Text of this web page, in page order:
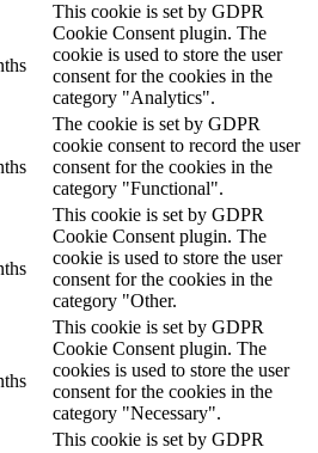
This cookie is set by GDPR
Cookie Consent plugin. The
cookie is used to store the user
consent for the cookies in the
category "Analytics".
The cookie is set by GDPR
cookie consent to record the user
consent for the cookies in the
category "Functional".
This cookie is set by GDPR
Cookie Consent plugin. The
cookie is used to store the user
consent for the cookies in the
category "Other.
This cookie is set by GDPR
Cookie Consent plugin. The
cookies is used to store the user
consent for the cookies in the
category "Necessary".
This cookie is set by GDPR